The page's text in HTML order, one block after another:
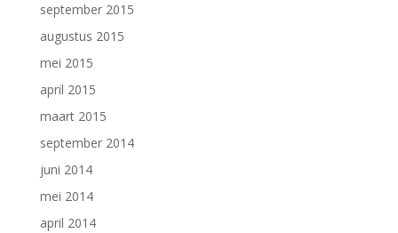
september 2015
augustus 2015
mei 2015
april 2015
maart 2015
september 2014
juni 2014
mei 2014
april 2014